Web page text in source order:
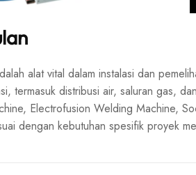
alat vital dalam instalasi dan
termasuk distribusi air, saluran gas,
Electrofusion Welding Machine,
dengan kebutuhan spesifik proyek